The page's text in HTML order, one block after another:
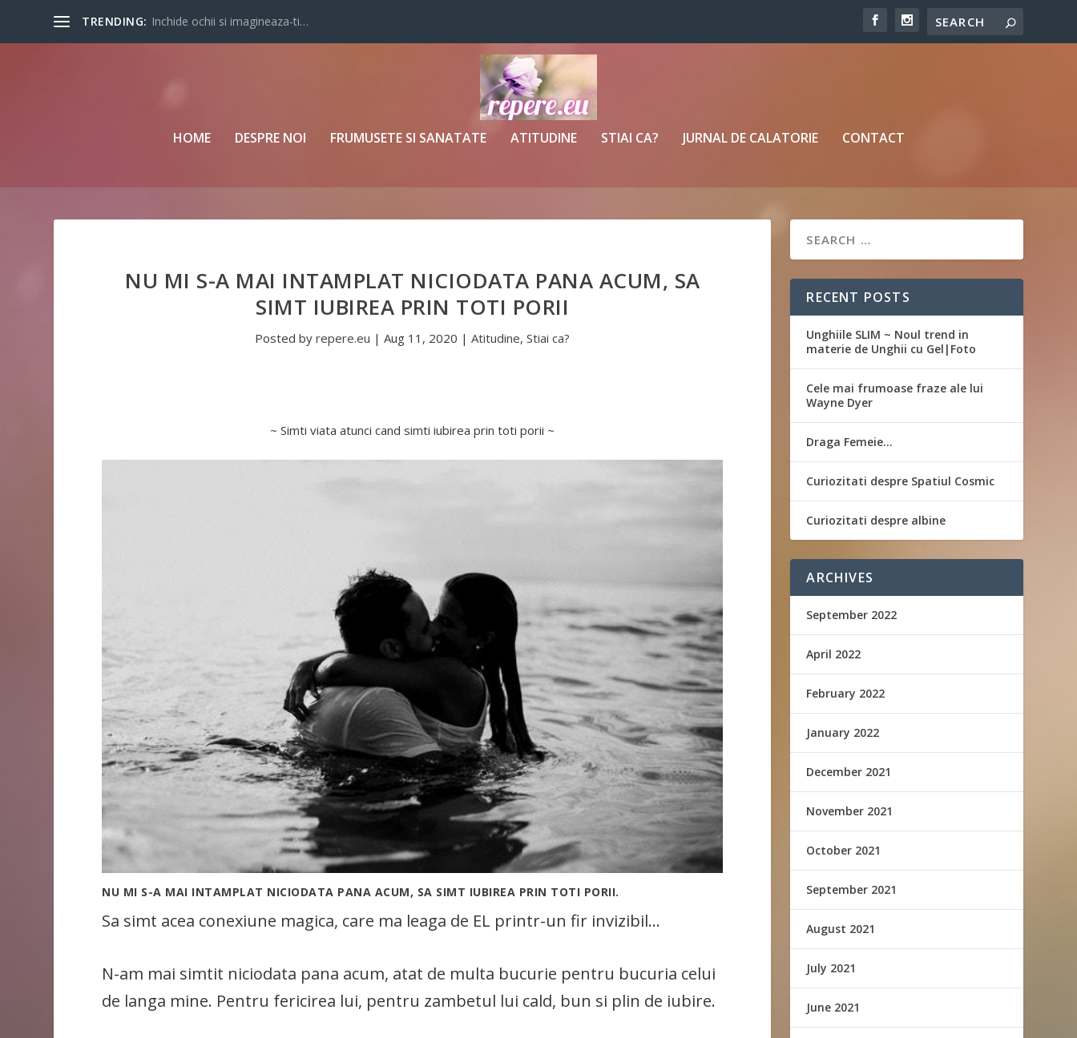
TRENDING: Inchide ochii si imagineaza-ti…
HOME DESPRE NOI FRUMUSETE SI SANATATE ATITUDINE STIAI CA? JURNAL DE CALATORIE CONTACT
NU MI S-A MAI INTAMPLAT NICIODATA PANA ACUM, SA
SIMT IUBIREA PRIN TOTI PORII
Posted byrepere.eu |Aug 11, 2020 |Atitudine,Stiai ca?
~ Simti viata atunci cand simti iubirea prin toti porii ~
NU MI S-A MAI INTAMPLAT NICIODATA PANA ACUM, SA SIMT IUBIREA PRIN TOTI PORII.
Sa simt acea conexiune magica, care ma leaga de EL printr-un fir invizibil…
N-am mai simtit niciodata pana acum, atat de multa bucurie pentru bucuria celui
de langa mine. Pentru fericirea lui, pentru zambetul lui cald, bun si plin de iubire.
RECENT POSTS
Unghiile SLIM ~ Noul trend in
materie de Unghii cu Gel|Foto
Cele mai frumoase fraze ale lui
Wayne Dyer
Draga Femeie…
Curiozitati despre Spatiul Cosmic
Curiozitati despre albine
ARCHIVES
September 2022
April 2022
February 2022
January 2022
December 2021
November 2021
October 2021
September 2021
August 2021
July 2021
June 2021